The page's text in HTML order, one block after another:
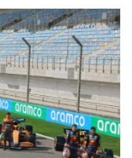
du détroit
adieux à son père
son fils
jour du président